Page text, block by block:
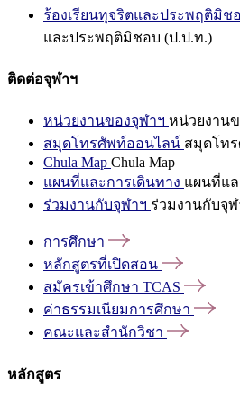
ร้องเรียนทุจริตและประพฤติมิช
และประพฤติมิชอบ (ป.ป.ท.)
ติดต่อจุฬาฯ
หน่วยงานของจุฬาฯ หน่วยงาน
สมุดโทรศัพท์ออนไลน์ สมุดโท
Chula Map Chula Map
แผนที่และการเดินทาง แผนที่แล
ร่วมงานกับจุฬาฯ ร่วมงานกับจุฬ
การศึกษา
หลักสูตรที่เปิดสอน
สมัครเข้าศึกษา TCAS
ค่าธรรมเนียมการศึกษา
คณะและสำนักวิชา
หลักสูตร